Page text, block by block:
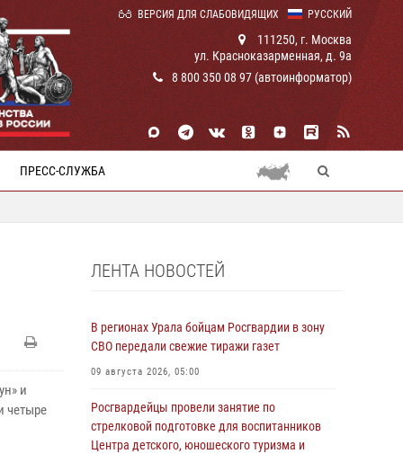
РУССКИЙ
ВЕРСИЯ ДЛЯ СЛАБОВИДЯЩИХ
111250, г. Москва
ул. Красноказарменная, д. 9а
8 800 350 08 97 (автоинформатор)
ПРЕСС-СЛУЖБА
и
четыре
ЛЕНТА НОВОСТЕЙ
В регионах Урала бойцам Росгвардии в зону
СВО передали свежие тиражи газет
09 августа 2026, 05:00
Росгвардейцы провели занятие по
стрелковой подготовке для воспитанников
Центра детского, юношеского туризма и